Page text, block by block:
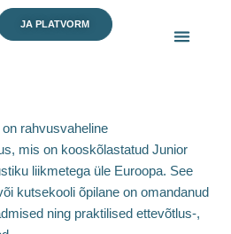
JA PLATVORM
rahvusvaheline
mis on kooskõlastatud Junior
liikmetega üle Euroopa. See
kutsekooli õpilane on omandanud
ning praktilised ettevõtlus-,